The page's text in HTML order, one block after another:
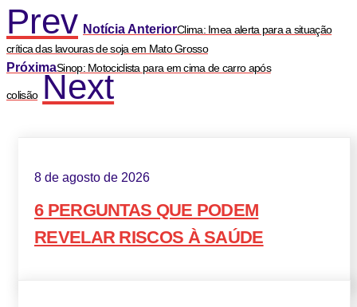
Prev Notícia AnteriorClima: Imea alerta para a situação
crítica das lavouras de soja em Mato Grosso
PróximaSinop: Motociclista para em cima de carro após
colisão Next
8 de agosto de 2026
6 PERGUNTAS QUE PODEM
REVELAR RISCOS À SAÚDE